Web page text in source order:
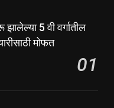
5 वी वर्गातील
मोफत
01